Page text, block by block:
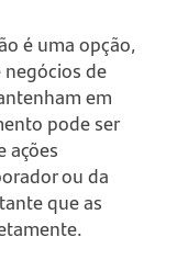
é uma opção,
de
em
pode ser
ações
ou da
que as